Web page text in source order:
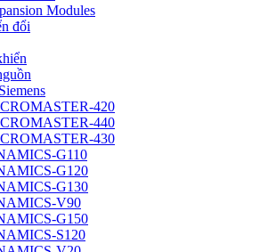
Modules
đổi
420
440
430
G110
G120
G130
V90
G150
S120